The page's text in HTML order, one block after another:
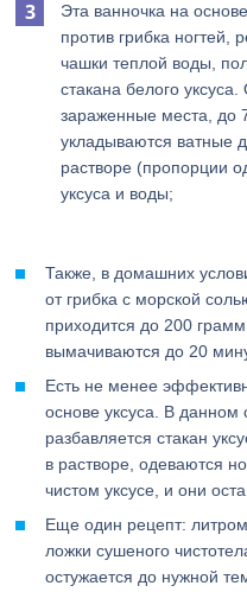
Эта ванночка на
против грибка ногтей,
чашки теплой воды,
стакана белого
зараженные места, до
укладываются ватные
растворе (пропорции
уксуса и воды;
Также, в домашних
от грибка с морской
приходится до 200
вымачиваются до 20
Есть не менее
основе уксуса. В данном
разбавляется стакан
в растворе, одеваются
чистом уксусе, и они
Еще один рецепт:
ложки сушеного
остужается до нужной